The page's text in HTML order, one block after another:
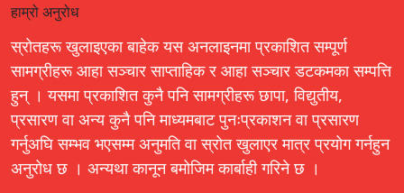
हाम्रो अनुरोध
स्रोतहरू खुलाइएका बाहेक यस अनलाइनमा प्रकाशित सम्पूर्ण
सामग्रीहरू आहा सञ्चार साप्ताहिक र आहा सञ्चार डटकमका सम्पत्ति
हुन् । यसमा प्रकाशित कुनै पनि सामग्रीहरू छापा, विद्युतीय,
प्रसारण वा अन्य कुनै पनि माध्यमबाट पुनःप्रकाशन वा प्रसारण
गर्नुअघि सम्भव भएसम्म अनुमति वा स्रोत खुलाएर मात्र प्रयोग गर्नहुन
अनुरोध छ । अन्यथा कानून बमोजिम कार्बाही गरिने छ ।